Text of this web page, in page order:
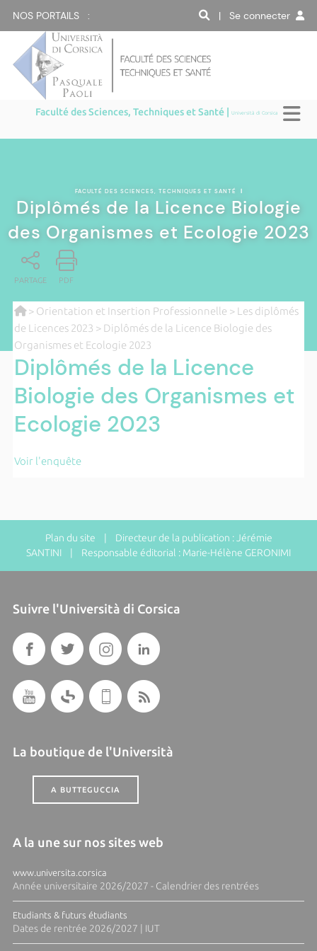
NOS PORTAILS : | Se connecter
Faculté des Sciences, Techniques et Santé |Università di Corsica
FACULTÉ DES SCIENCES, TECHNIQUES ET SANTÉ |
Diplômés de la Licence Biologie
des Organismes et Ecologie 2023
PARTAGE PDF
> Orientation et Insertion Professionnelle > Les diplômés
de Licences 2023 > Diplômés de la Licence Biologie des
Organismes et Ecologie 2023
Diplômés de la Licence
Biologie des Organismes et
Ecologie 2023
Voir l'enquête
Plan du site | Directeur de la publication : Jérémie
SANTINI | Responsable éditorial : Marie-Hélène GERONIMI
Suivre l'Università di Corsica
La boutique de l'Università
A BUTTEGUCCIA
A la une sur nos sites web
www.universita.corsica
Année universitaire 2026/2027 - Calendrier des rentrées
Etudiants & futurs étudiants
Dates de rentrée 2026/2027 | IUT